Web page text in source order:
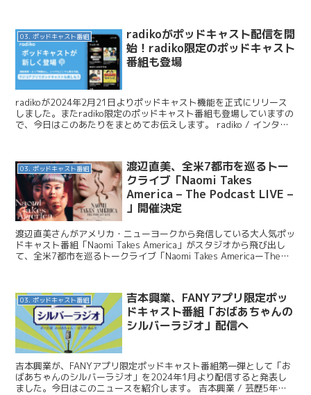
03. ポッドキャスト番組
radikoがポッドキャスト配信を開
始！radiko限定のポッドキャスト
番組も登場
radikoが2024年2月21日よりポッドキャスト機能を正式にリリース
しました。またradiko限定のポッドキャスト番組も登場していますの
で、今日はこのあたりをまとめてお伝えします。 radiko / インター
03. ポッドキャスト番組
渡辺直美、全米7都市を巡るトー
クライブ「Naomi Takes
America – The Podcast LIVE –
」開催決定
渡辺直美さんがアメリカ・ニューヨークから発信している大人気ポッ
ドキャスト番組「Naomi Takes America」がスタジオから飛び出し
て、全米7都市を巡るトークライブ「Naomi Takes AmericaーThe
03. ポッドキャスト番組
吉本興業、FANYアプリ限定ポッ
ドキャスト番組「おばあちゃんの
シルバーラジオ」配信へ
吉本興業が、FANYアプリ限定ポッドキャスト番組第一弾として「お
ばあちゃんのシルバーラジオ」を2024年1月より配信すると発表し
ました。今日はこのニュースを紹介します。 吉本興業 / 芸歴5年目